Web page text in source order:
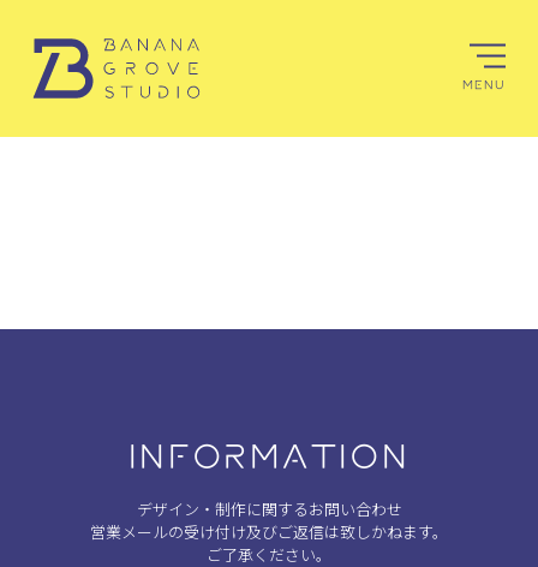
MENU
INFORMATION
デザイン・制作に関するお問い合わせ
営業メールの受け付け及びご返信は致しかねます。
ご了承ください。